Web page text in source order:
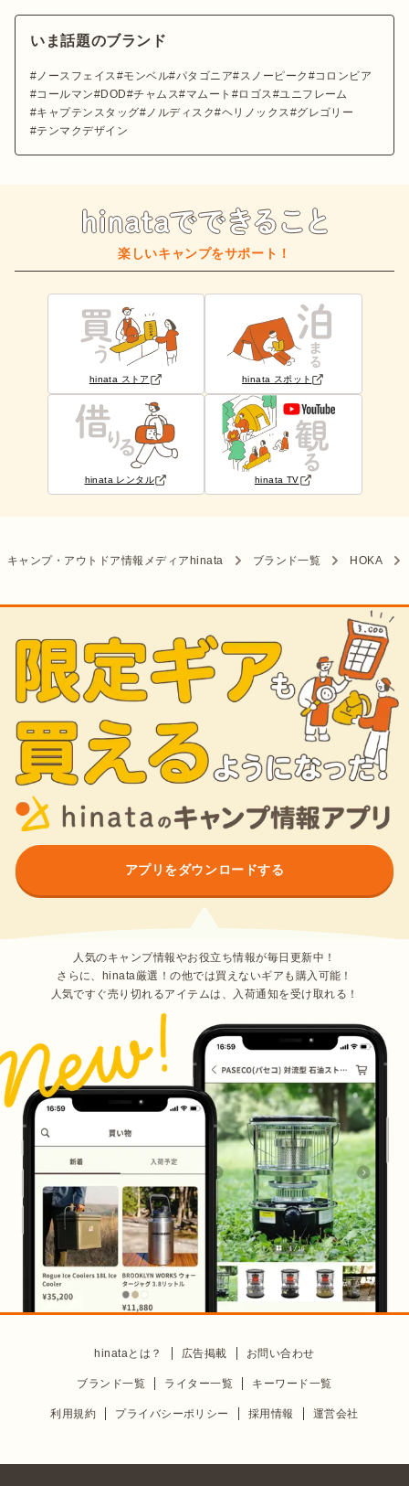
いま話題のブランド
ノースフェイス モンベル パタゴニア スノーピーク
コロンビア
コールマン
DOD チャムス マムート ロゴス
ユニフレーム
キャプテンスタッグ
ノルディスク ヘリノックス
グレゴリー
テンマクデザイン
楽しいキャンプをサポート！
hinata ストア hinata スポット
hinata レンタル hinata TV
キャンプ・アウトドア情報メディアhinata ブランド一覧 HOKA
アプリをダウンロードする
人気のキャンプ情報やお役立ち情報が毎日更新中！
さらに、hinata厳選！の他では買えないギアも購入可能！
人気ですぐ売り切れるアイテムは、入荷通知を受け取れる！
hinataとは？ 広告掲載 お問い合わせ
ブランド一覧 ライター一覧 キーワード一覧
利用規約 プライバシーポリシー 採用情報 運営会社